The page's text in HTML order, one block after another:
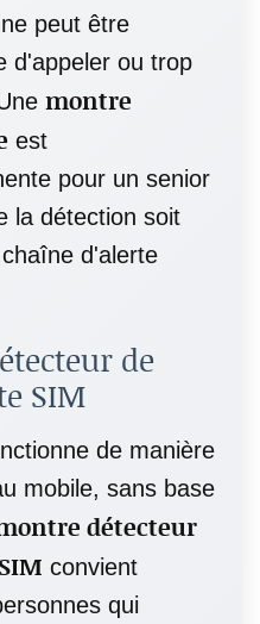
peut être
d'appeler ou trop
montre
est
pour un senior
la détection soit
d'alerte
de
SIM
de manière
mobile, sans base
détecteur
convient
qui